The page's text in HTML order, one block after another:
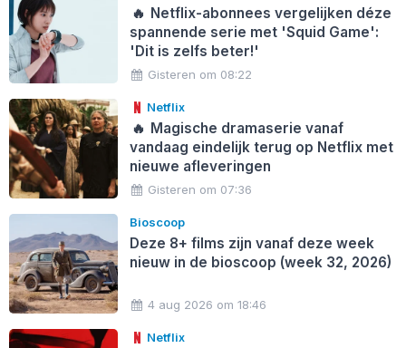
🔥 Netflix-abonnees vergelijken déze
spannende serie met 'Squid Game':
'Dit is zelfs beter!'
Gisteren om 08:22
Netflix
🔥 Magische dramaserie vanaf
vandaag eindelijk terug op Netflix met
nieuwe afleveringen
Gisteren om 07:36
Bioscoop
Deze 8+ films zijn vanaf deze week
nieuw in de bioscoop (week 32, 2026)
4 aug 2026 om 18:46
Netflix